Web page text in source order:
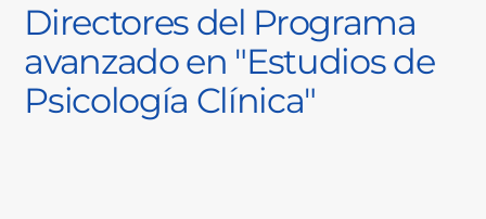
Directores del Programa
avanzado en "Estudios de
Psicología Clínica"